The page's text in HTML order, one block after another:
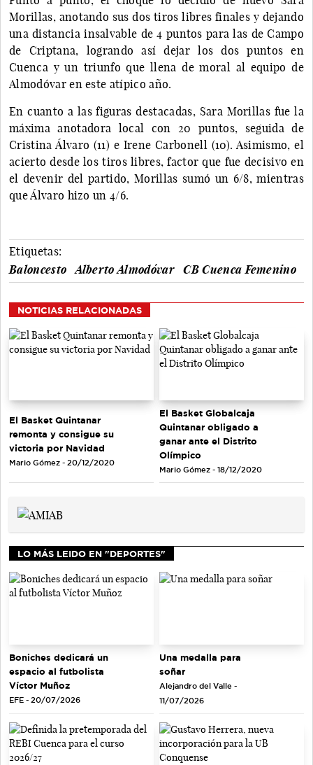
Morillas, anotando sus dos tiros libres finales y dejando
una distancia insalvable de 4 puntos para las de Campo
de Criptana, logrando así dejar los dos puntos en
Cuenca y un triunfo que llena de moral al equipo de
Almodóvar en este atípico año.
En cuanto a las figuras destacadas, Sara Morillas fue la
máxima anotadora local con 20 puntos, seguida de
Cristina Álvaro (11) e Irene Carbonell (10). Asimismo, el
acierto desde los tiros libres, factor que fue decisivo en
el devenir del partido, Morillas sumó un 6/8, mientras
que Álvaro hizo un 4/6.
Etiquetas:
Baloncesto
Alberto Almodóvar CB Cuenca Femenino
NOTICIAS RELACIONADAS
El Basket Quintanar
remonta y consigue su
victoria por Navidad
Mario Gómez - 20/12/2020
El Basket Globalcaja
Quintanar obligado a
ganar ante el Distrito
Olímpico
Mario Gómez - 18/12/2020
LO MÁS LEIDO EN "DEPORTES"
Boniches dedicará un
espacio al futbolista
Víctor Muñoz
EFE - 20/07/2026
Una medalla para
soñar
Alejandro del Valle -
11/07/2026